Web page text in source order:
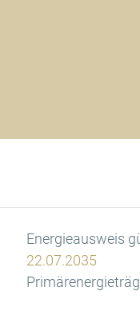
Energieausweis
22.07.2035